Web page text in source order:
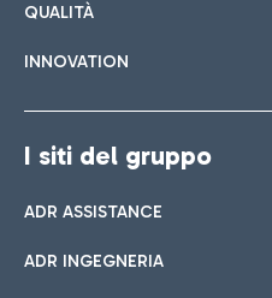
QUALITÀ
INNOVATION
I siti del gruppo
ADR ASSISTANCE
ADR INGEGNERIA